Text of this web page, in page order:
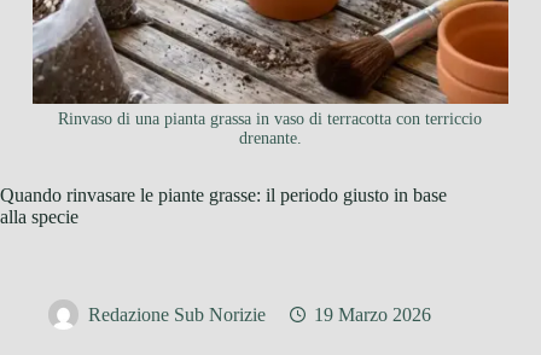
Rinvaso di una pianta grassa in vaso di terracotta con terriccio
drenante.
Quando rinvasare le piante grasse: il periodo giusto in base
alla specie
Redazione Sub Norizie 19 Marzo 2026